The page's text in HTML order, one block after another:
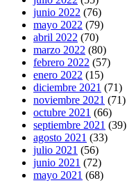
junio 2022 (76)
mayo 2022 (79)
abril 2022 (70)
marzo 2022 (80)
febrero 2022 (57)
enero 2022 (15)
diciembre 2021 (71)
noviembre 2021 (71)
octubre 2021 (66)
septiembre 2021 (39)
agosto 2021 (33)
julio 2021 (56)
junio 2021 (72)
mayo 2021 (68)